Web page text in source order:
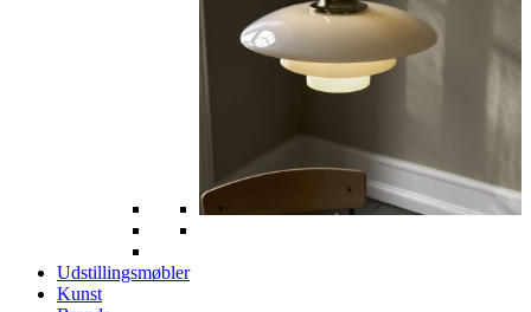
Udstillingsmøbler
Kunst